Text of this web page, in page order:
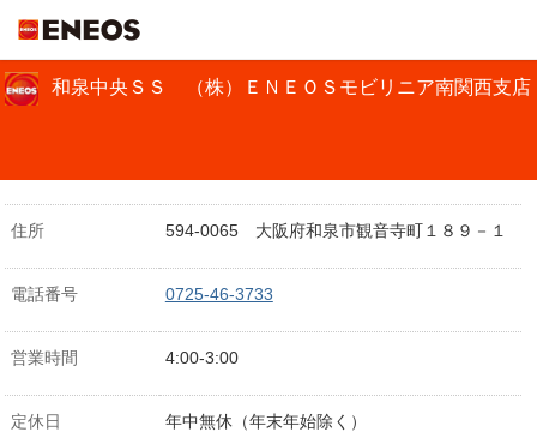
和泉中央ＳＳ （株）ＥＮＥＯＳモビリニア南関西支店
住所 594-0065 大阪府和泉市観音寺町１８９－１
電話番号 0725-46-3733
営業時間 4:00-3:00
定休日 年中無休（年末年始除く）